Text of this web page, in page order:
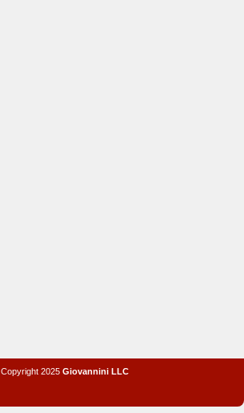
Copyright 2025 Giovannini LLC